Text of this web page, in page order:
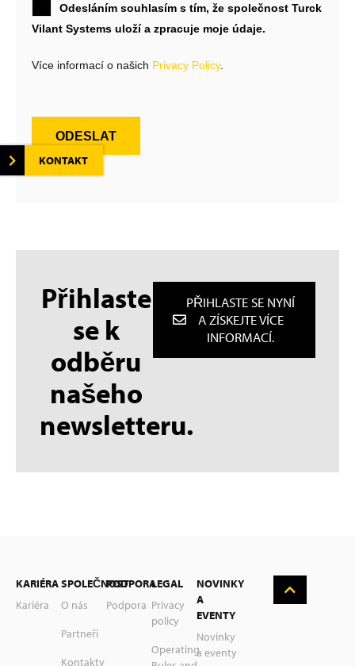
KONTAKT
Odesláním souhlasím s tím, že společnost Turck
Vilant Systems uloží a zpracuje moje údaje.
Více informací o našich Privacy Policy.
ODESLAT
Přihlaste
se k
odběru
našeho
newsletteru.
PŘIHLASTE SE NYNÍ
A ZÍSKEJTE VÍCE
INFORMACÍ.
KARIÉRA
Kariéra
SPOLEČNOST
O nás
Partneři
Kontakty
PODPORA
Podpora
LEGAL
Privacy
policy
Operating
NOVINKY
A
EVENTY
Novinky
a eventy
Deutsch
Suomi